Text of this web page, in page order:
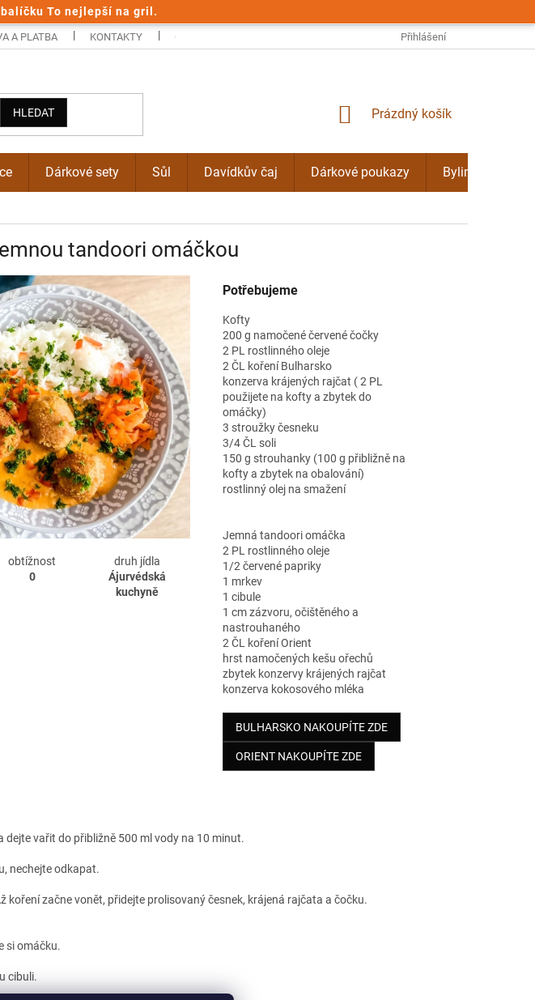
To nejlepší na gril.
A PLATBA KONTAKTY OBCHODNÍ PODMÍNKY PODMÍNKY OCHRANY OSOBNÍCH ÚDAJŮ
Přihlášení
HLEDAT
NÁKUPNÍ
Prázdný košík
Dárkové sety Sůl Davídkův čaj Dárkové poukazy Bylinné kúry
tandoori omáčkou
obtížnost
0
druh jídla
Ájurvédská
kuchyně
Potřebujeme
Kofty
200 g namočené červené čočky
2 PL rostlinného oleje
2 ČL koření Bulharsko
konzerva krájených rajčat ( 2 PL
použijete na kofty a zbytek do
omáčky)
3 stroužky česneku
3/4 ČL soli
150 g strouhanky (100 g přibližně na
kofty a zbytek na obalování)
rostlinný olej na smažení
Jemná tandoori omáčka
2 PL rostlinného oleje
1/2 červené papriky
1 mrkev
1 cibule
1 cm zázvoru, očištěného a
nastrouhaného
2 ČL koření Orient
hrst namočených kešu ořechů
zbytek konzervy krájených rajčat
konzerva kokosového mléka
BULHARSKO NAKOUPÍTE ZDE
ORIENT NAKOUPÍTE ZDE
dejte vařit do přibližně 500 ml vody na 10 minut.
nechejte odkapat.
koření začne vonět, přidejte prolisovaný česnek, krájená rajčata a čočku.
si omáčku.
cibuli.